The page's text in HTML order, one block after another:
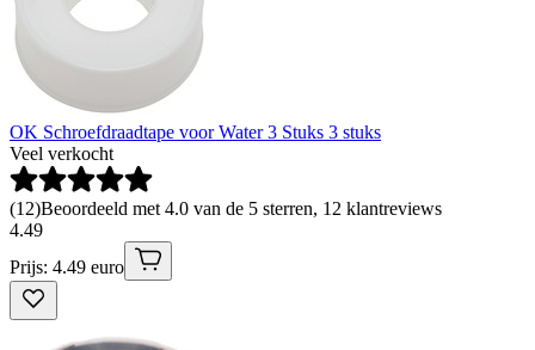
OK Schroefdraadtape voor Water 3 Stuks 3 stuks
Veel verkocht
(12)Beoordeeld met 4.0 van de 5 sterren, 12 klantreviews
4.49
Prijs: 4.49 euro